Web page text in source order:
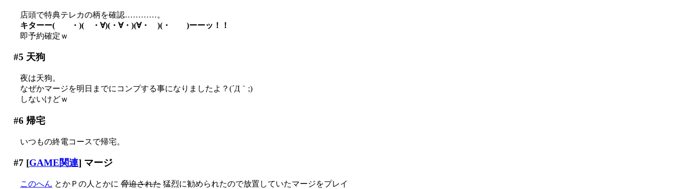
店頭で特典テレカの柄を確認…………。
キターー( ・)( ・∀)(・∀・)(∀・ )(・ )ーーッ！！
即予約確定ｗ
#5 天狗
夜は天狗。
なぜかマージを明日までにコンプする事になりましたよ？(´Д｀;)
しないけどｗ
#6 帰宅
いつもの終電コースで帰宅。
#7 [GAME関連] マージ
このへん とかＰの人とかに 脅迫された 猛烈に勧められたので放置していたマージをプレイ